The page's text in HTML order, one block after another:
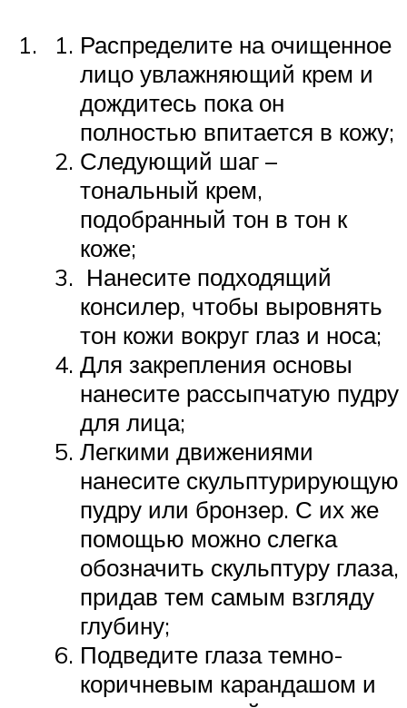
Распределите на очищенное
лицо увлажняющий крем и
дождитесь пока он
полностью впитается в кожу;
Следующий шаг –
тональный крем,
подобранный тон в тон к
коже;
Нанесите подходящий
консилер, чтобы выровнять
тон кожи вокруг глаз и носа;
Для закрепления основы
нанесите рассыпчатую пудру
для лица;
Легкими движениями
нанесите скульптурирующую
пудру или бронзер. С их же
помощью можно слегка
обозначить скульптуру глаза,
придав тем самым взгляду
глубину;
Подведите глаза темно-
коричневым карандашом и